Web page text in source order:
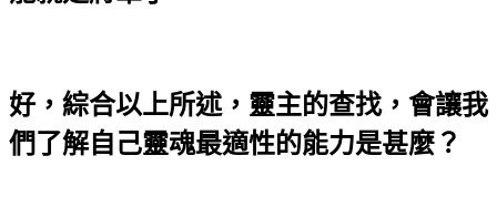
好，綜合以上所述，靈主的查找，會讓我
們了解自己靈魂最適性的能力是甚麼？